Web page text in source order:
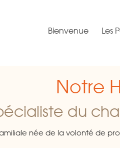
Bienvenue Les
Notre
du
née de la volonté de